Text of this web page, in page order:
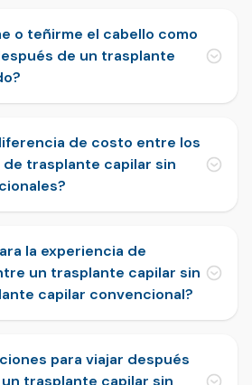
o teñirme el cabello como
de un trasplante
de costo entre los
trasplante capilar sin
la experiencia de
un trasplante capilar sin
capilar convencional?
para viajar después
trasplante capilar sin